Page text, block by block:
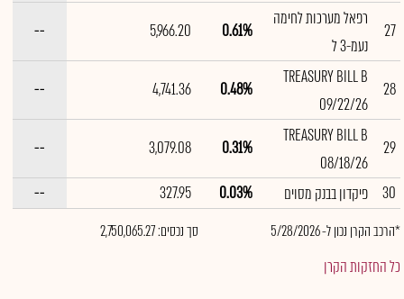
27
רפאל מערכות לחימה
נעמ-3 ל
0.61%
5,966.20
--
28
TREASURY BILL B
09/22/26
0.48%
4,741.36
--
29
TREASURY BILL B
08/18/26
0.31%
3,079.08
--
30
פיקדון בבנק מסוים 0.03%
327.95
--
*הרכב הקרן נכון ל- 5/28/2026 סך נכסים: 2,750,065.27
כל החזקות הקרן